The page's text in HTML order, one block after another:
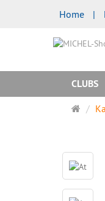
Home |
CLUBS